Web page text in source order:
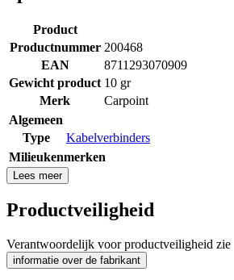
Product
Productnummer 200468
EAN
8711293070909
Gewicht product 10 gr
Merk
Carpoint
Algemeen
Type
Kabelverbinders
Milieukenmerken
Lees meer
Productveiligheid
Verantwoordelijk voor productveiligheid zie
informatie over de fabrikant